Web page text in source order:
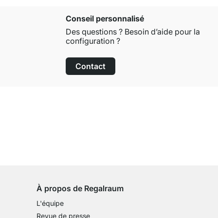
Conseil personnalisé
Des questions ? Besoin d’aide pour la
configuration ?
Contact
À propos de Regalraum
L'équipe
Revue de presse